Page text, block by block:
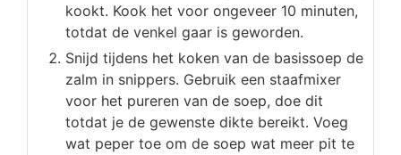
kookt. Kook het voor ongeveer 10 minuten,
totdat de venkel gaar is geworden.
Snijd tijdens het koken van de basissoep de
zalm in snippers. Gebruik een staafmixer
voor het pureren van de soep, doe dit
totdat je de gewenste dikte bereikt. Voeg
wat peper toe om de soep wat meer pit te